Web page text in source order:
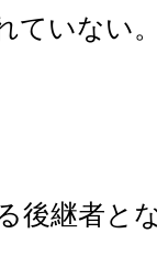
ていない
後継者と